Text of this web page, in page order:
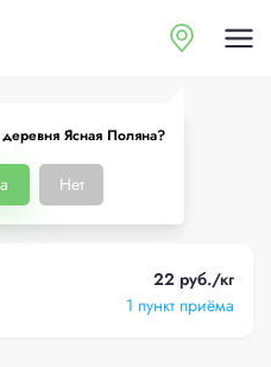
Ясная Поляна?
Нет
Ясная Поляна
в деревня
22 руб./кг
1 пункт приёма